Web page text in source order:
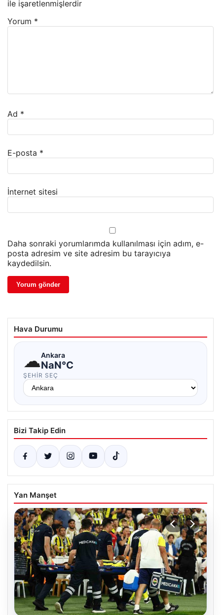
ile işaretlenmişlerdir
Yorum *
Ad *
E-posta *
İnternet sitesi
Daha sonraki yorumlarımda kullanılması için adım, e-
posta adresim ve site adresim bu tarayıcıya
kaydedilsin.
Hava Durumu
☁Ankara
NaN°C
ŞEHIR SEÇ
Bizi Takip Edin
Yan Manşet